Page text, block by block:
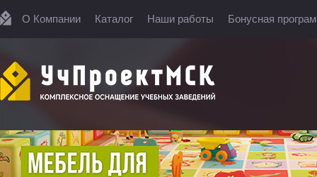
О Компании Каталог Наши работы Бонусная